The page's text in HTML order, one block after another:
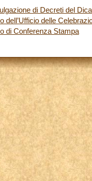
di Decreti del
dell’Ufficio delle
di Conferenza Stampa